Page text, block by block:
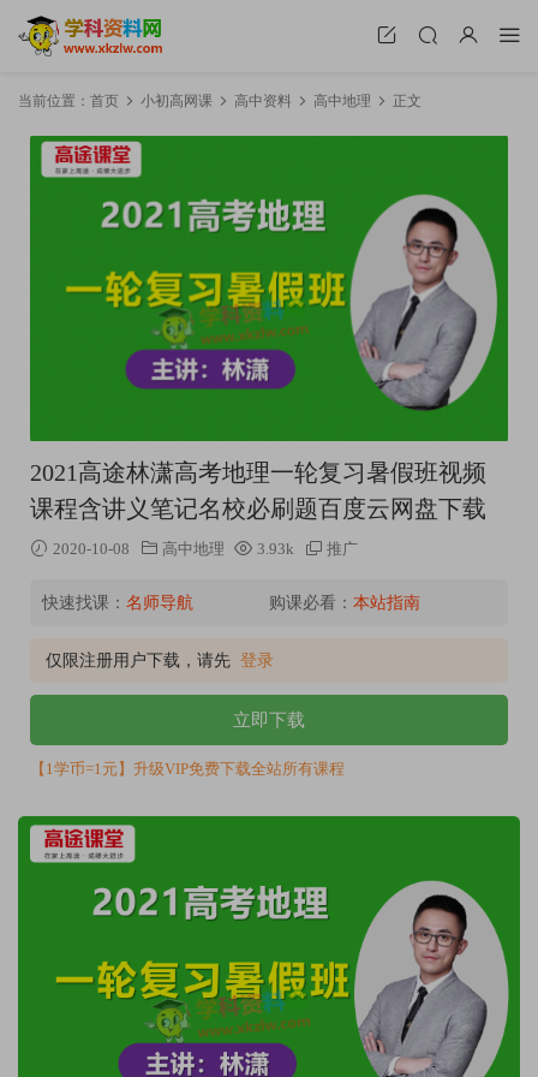
当前位置： 首页 小初高网课 高中资料 高中地理 正文
2021高途林潇高考地理一轮复习暑假班视频
课程含讲义笔记名校必刷题百度云网盘下载
2020-10-08 高中地理 3.93k 推广
快速找课： 名师导航 购课必看： 本站指南
仅限注册用户下载，请先 登录
立即下载
【1学币=1元】升级VIP免费下载全站所有课程